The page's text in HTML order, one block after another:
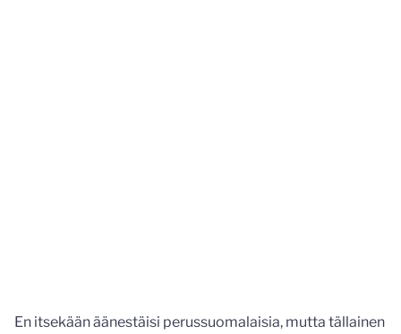
En itsekään äänestäisi perussuomalaisia, mutta tällainen